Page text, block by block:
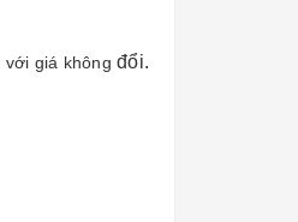
giá không đổi.